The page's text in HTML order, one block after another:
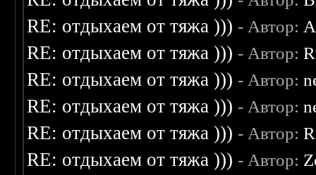
RE: отдыхаем от тяжа ))) - Автор:
RE: отдыхаем от тяжа ))) - Автор:
RE: отдыхаем от тяжа ))) - Автор:
RE: отдыхаем от тяжа ))) - Автор:
RE: отдыхаем от тяжа ))) - Автор:
RE: отдыхаем от тяжа ))) - Автор: